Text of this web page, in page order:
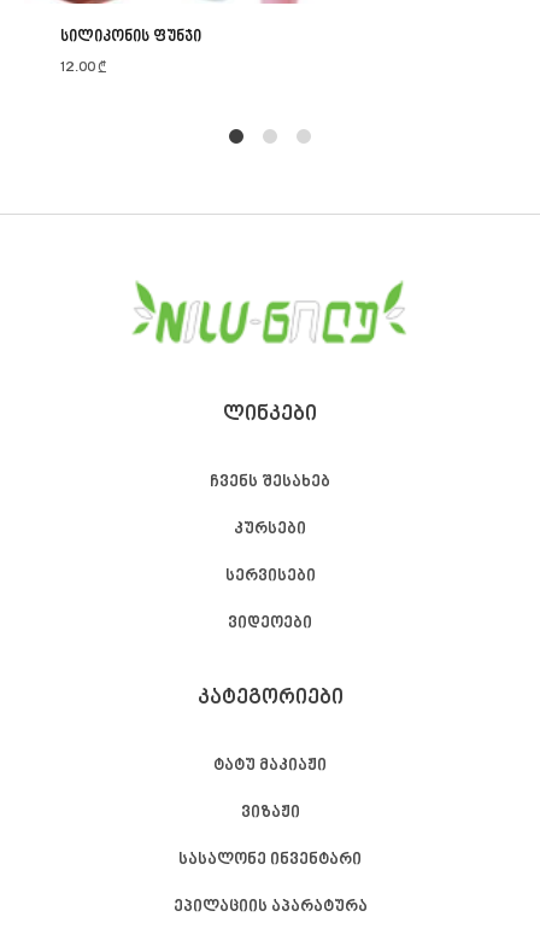
სილიკონის ფუნჯი
12.00₾
ᲚᲘᲜᲙᲔᲑᲘ
ჩვენს შესახებ
კურსები
სერვისები
ვიდეოები
ᲙᲐᲢᲔᲒᲝᲠᲘᲔᲑᲘ
ტატუ მაკიაჟი
ვიზაჟი
სასალონე ინვენტარი
ეპილაციის აპარატურა